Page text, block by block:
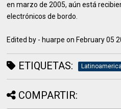
en marzo de 2005, aún está
electrónicos de bordo.
Edited by - huarpe on February 05
ETIQUETAS: Latinoamerica
COMPARTIR: